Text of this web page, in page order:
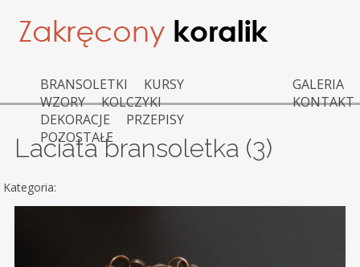
BRANSOLETKI
KURSY
WZORY
KOLCZYKI
DEKORACJE
PRZEPISY
POZOSTAŁE
GALERIA
KONTAKT
Laciata bransoletka (3)
Kategoria: